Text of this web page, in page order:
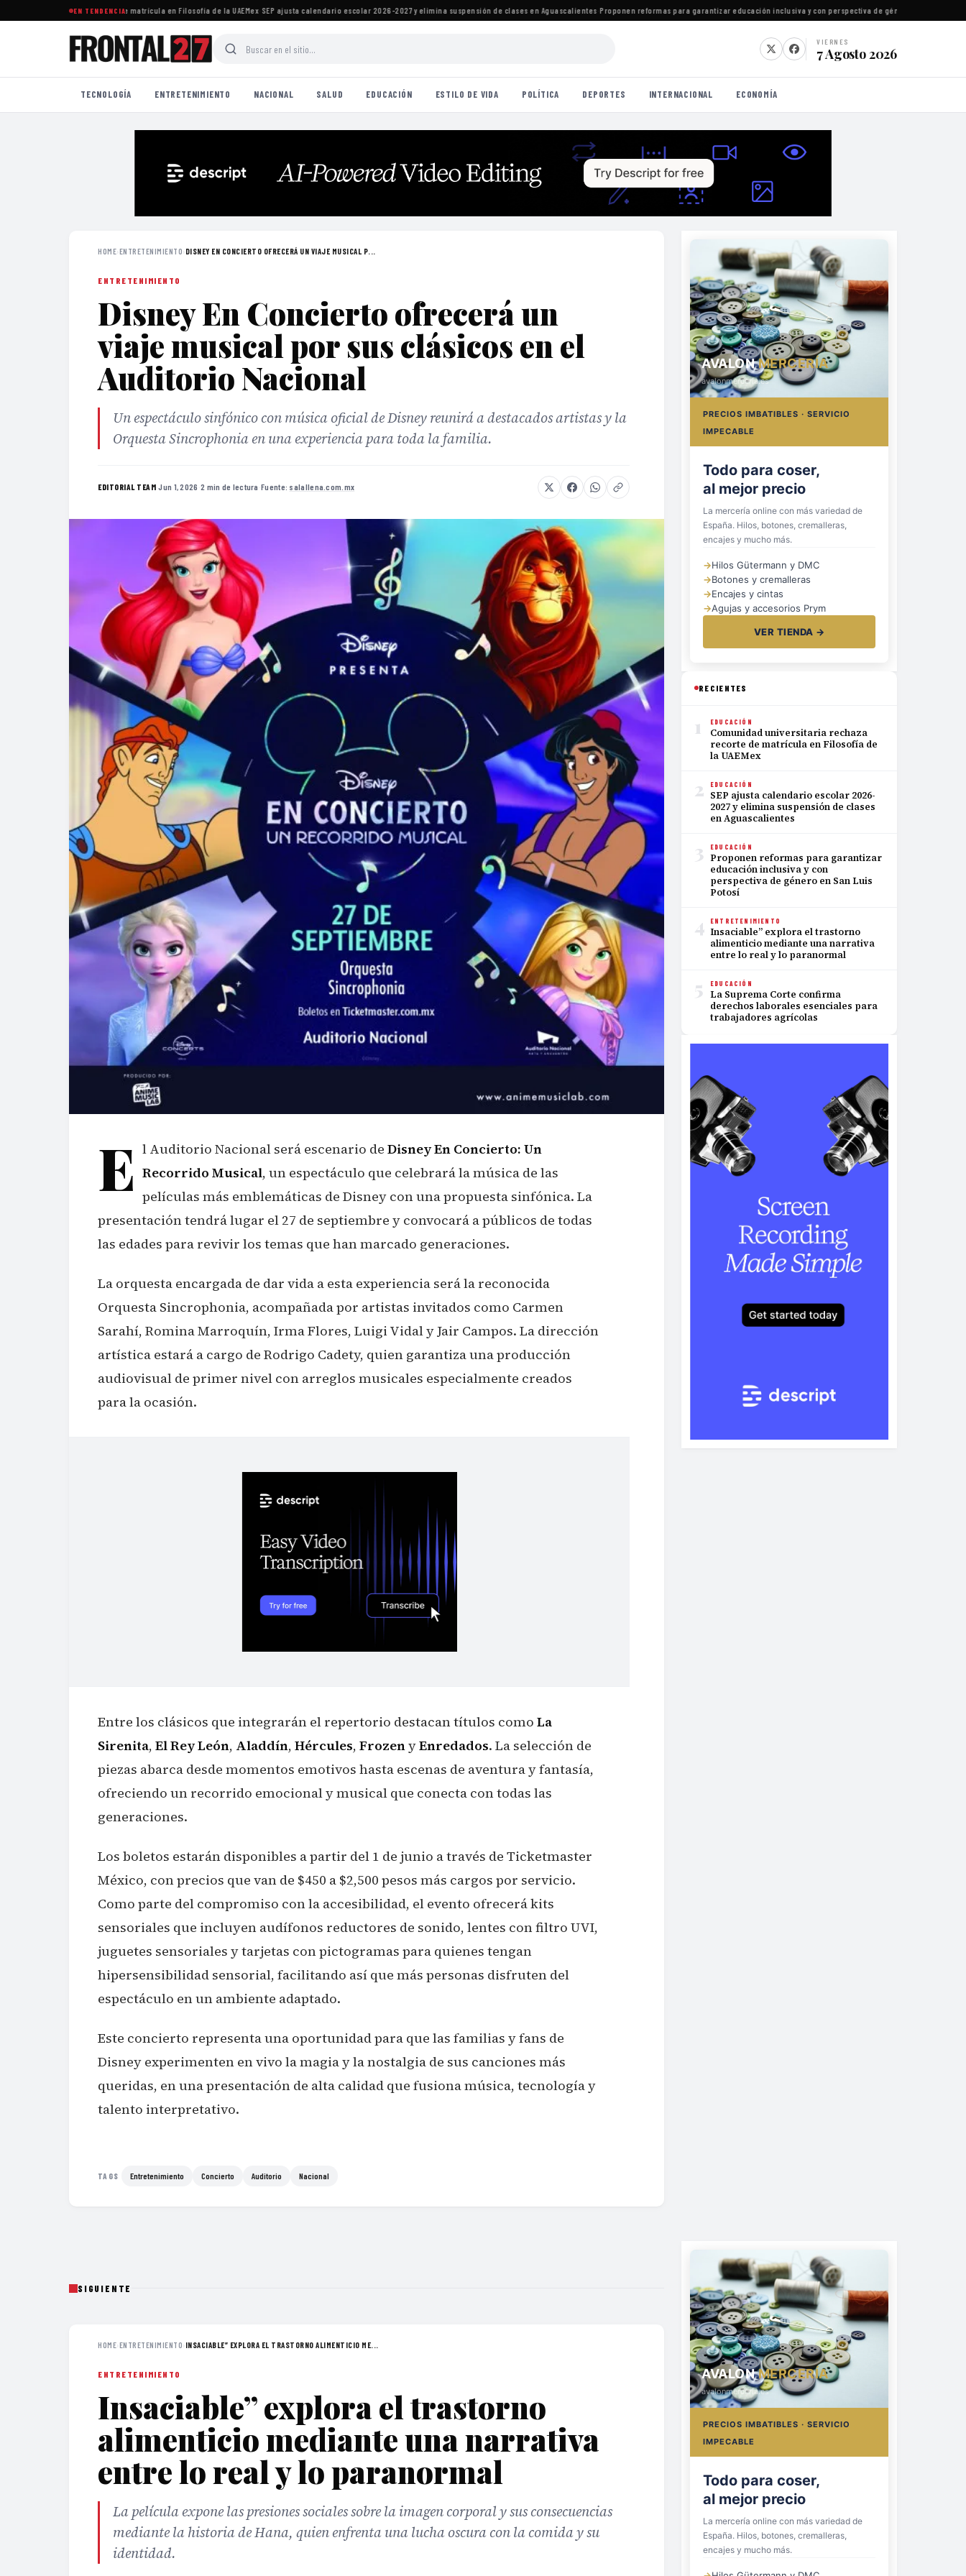
EN TENDENCIA
rechaza recorte de matrícula en Filosofía de la UAEMex·SEP ajusta calendario escolar 2026-2027 y elimina suspensión de clases en Aguascalientes·Proponen reformas para garantizar educación inclusiva y con perspectiva de género en San Luis Potosí
VIERNES
7 Agosto 2026
TECNOLOGÍA ENTRETENIMIENTO NACIONAL SALUD EDUCACIÓN ESTILO DE VIDA POLÍTICA DEPORTES INTERNACIONAL ECONOMÍA
HOME›ENTRETENIMIENTO› DISNEY EN CONCIERTO OFRECERÁ UN VIAJE MUSICAL P...
ENTRETENIMIENTO
Disney En Concierto ofrecerá un
viaje musical por sus clásicos en el
Auditorio Nacional
Un espectáculo sinfónico con música oficial de Disney reunirá a destacados artistas y la
Orquesta Sincrophonia en una experiencia para toda la familia.
EDITORIAL TEAM·Jun 1, 2026 ·2 min de lectura ·Fuente: salallena.com.mx
E l Auditorio Nacional será escenario de Disney En Concierto: Un
Recorrido Musical, un espectáculo que celebrará la música de las
películas más emblemáticas de Disney con una propuesta sinfónica. La
presentación tendrá lugar el 27 de septiembre y convocará a públicos de todas
las edades para revivir los temas que han marcado generaciones.
La orquesta encargada de dar vida a esta experiencia será la reconocida
Orquesta Sincrophonia, acompañada por artistas invitados como Carmen
Sarahí, Romina Marroquín, Irma Flores, Luigi Vidal y Jair Campos. La dirección
artística estará a cargo de Rodrigo Cadety, quien garantiza una producción
audiovisual de primer nivel con arreglos musicales especialmente creados
para la ocasión.
Entre los clásicos que integrarán el repertorio destacan títulos como La
Sirenita, El Rey León, Aladdín, Hércules, FrozenyEnredados. La selección de
piezas abarca desde momentos emotivos hasta escenas de aventura y fantasía,
ofreciendo un recorrido emocional y musical que conecta con todas las
generaciones.
Los boletos estarán disponibles a partir del 1 de junio a través de Ticketmaster
México, con precios que van de $450 a $2,500 pesos más cargos por servicio.
Como parte del compromiso con la accesibilidad, el evento ofrecerá kits
sensoriales que incluyen audífonos reductores de sonido, lentes con filtro UVI,
juguetes sensoriales y tarjetas con pictogramas para quienes tengan
hipersensibilidad sensorial, facilitando así que más personas disfruten del
espectáculo en un ambiente adaptado.
Este concierto representa una oportunidad para que las familias y fans de
Disney experimenten en vivo la magia y la nostalgia de sus canciones más
queridas, en una presentación de alta calidad que fusiona música, tecnología y
talento interpretativo.
TAGS Entretenimiento Concierto Auditorio Nacional
AVALONMERCERÍA
avalonmerceria.es
PRECIOS IMBATIBLES · SERVICIO
IMPECABLE
Hilos, botones
y cremalleras
La mercería online con más variedad de
España. Hilos, botones, cremalleras,
encajes y mucho más.
→Hilos Gütermann y DMC
→Botones y cremalleras
→Encajes y cintas
→Agujas y accesorios Prym
VER TIENDA →
RECIENTES
1 EDUCACIÓN
Comunidad universitaria rechaza
recorte de matrícula en Filosofía de
la UAEMex
2 EDUCACIÓN
SEP ajusta calendario escolar 2026-
2027 y elimina suspensión de clases
en Aguascalientes
3 EDUCACIÓN
Proponen reformas para garantizar
educación inclusiva y con
perspectiva de género en San Luis
Potosí
4 ENTRETENIMIENTO
Insaciable” explora el trastorno
alimenticio mediante una narrativa
entre lo real y lo paranormal
5 EDUCACIÓN
La Suprema Corte confirma
derechos laborales esenciales para
trabajadores agrícolas
SIGUIENTE
HOME›ENTRETENIMIENTO› INSACIABLE” EXPLORA EL TRASTORNO ALIMENTICIO ME...
ENTRETENIMIENTO
Insaciable” explora el trastorno
alimenticio mediante una narrativa
entre lo real y lo paranormal
La película expone las presiones sociales sobre la imagen corporal y sus consecuencias
mediante la historia de Hana, quien enfrenta una lucha oscura con la comida y su
identidad.
AVALONMERCERÍA
avalonmerceria.es
PRECIOS IMBATIBLES · SERVICIO
IMPECABLE
Todo para coser,
al mejor precio
La mercería online con más variedad de
España. Hilos, botones, cremalleras,
encajes y mucho más.